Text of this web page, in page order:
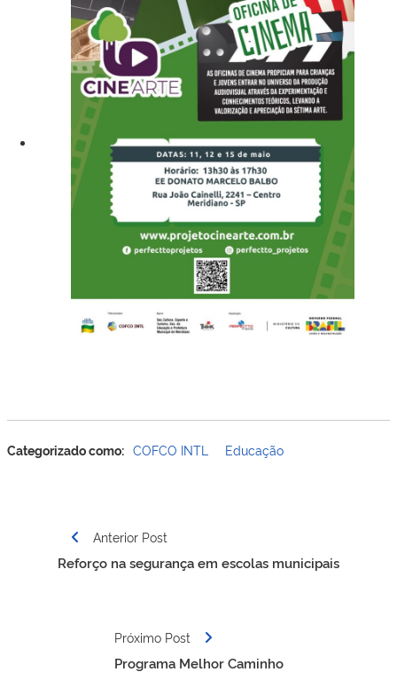
Categorizado como: COFCO INTL Educação
NavegaçãoAnterior Post
Reforço na segurança em escolas municipais
Próximo Post
Programa Melhor Caminho